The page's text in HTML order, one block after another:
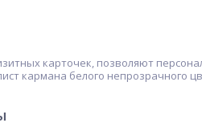
карточек, позволяют
кармана белого непрозрачного